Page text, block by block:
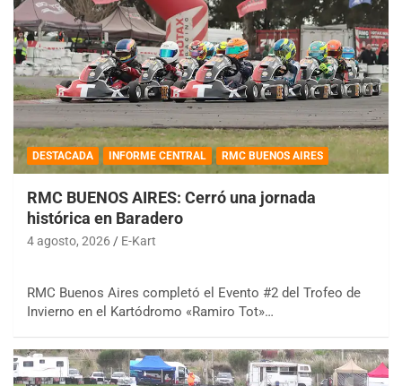
DESTACADA INFORME CENTRAL RMC BUENOS AIRES
RMC BUENOS AIRES: Cerró una jornada
histórica en Baradero
4 agosto, 2026 E-Kart
RMC Buenos Aires completó el Evento #2 del Trofeo de
Invierno en el Kartódromo «Ramiro Tot»…